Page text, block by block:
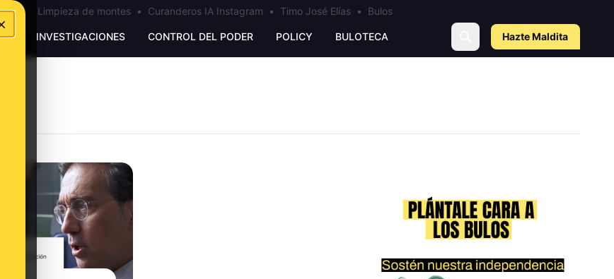
• Limpieza de montes • Curanderos IA Instagram • Timo José Elías • Bulos
INVESTIGACIONES CONTROL DEL PODER POLICY BULOTECA Hazte Maldita